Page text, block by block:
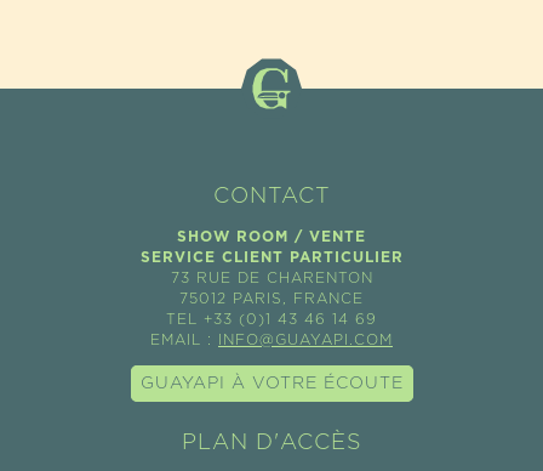
CONTACT
SHOW ROOM / VENTE
SERVICE CLIENT PARTICULIER
73 RUE DE CHARENTON
75012 PARIS, FRANCE
TEL +33 (0)1 43 46 14 69
EMAIL :
INFO@GUAYAPI.COM
GUAYAPI À VOTRE ÉCOUTE
PLAN D'ACCÈS